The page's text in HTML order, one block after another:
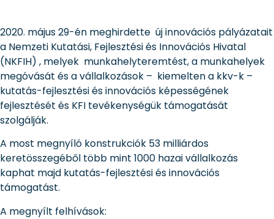
2020. május 29-én meghirdette új innovációs pályázatait
a Nemzeti Kutatási, Fejlesztési és Innovációs Hivatal
(NKFIH) , melyek munkahelyteremtést, a munkahelyek
megóvását és a vállalkozások – kiemelten a kkv-k –
kutatás-fejlesztési és innovációs képességének
fejlesztését és KFI tevékenységük támogatását
szolgálják.
A most megnyíló konstrukciók 53 milliárdos
keretösszegéből több mint 1000 hazai vállalkozás
kaphat majd kutatás-fejlesztési és innovációs
támogatást.
A megnyílt felhívások: